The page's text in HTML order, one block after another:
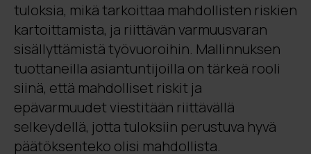
tuloksia, mikä tarkoittaa mahdollisten riskien
kartoittamista, ja riittävän varmuusvaran
sisällyttämistä työvuoroihin. Mallinnuksen
tuottaneilla asiantuntijoilla on tärkeä rooli
siinä, että mahdolliset riskit ja
epävarmuudet viestitään riittävällä
selkeydellä, jotta tuloksiin perustuva hyvä
päätöksenteko olisi mahdollista.